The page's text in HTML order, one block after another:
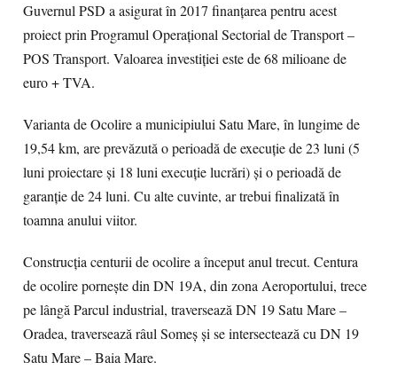
Guvernul PSD a asigurat în 2017 finanțarea pentru acest
proiect prin Programul Operațional Sectorial de Transport –
POS Transport. Valoarea investiției este de 68 milioane de
euro + TVA.
Varianta de Ocolire a municipiului Satu Mare, în lungime de
19,54 km, are prevăzută o perioadă de execuție de 23 luni (5
luni proiectare și 18 luni execuție lucrări) și o perioadă de
garanție de 24 luni. Cu alte cuvinte, ar trebui finalizată în
toamna anului viitor.
Construcţia centurii de ocolire a început anul trecut. Centura
de ocolire porneşte din DN 19A, din zona Aeroportului, trece
pe lângă Parcul industrial, traversează DN 19 Satu Mare –
Oradea, traversează râul Someş şi se intersectează cu DN 19
Satu Mare – Baia Mare.